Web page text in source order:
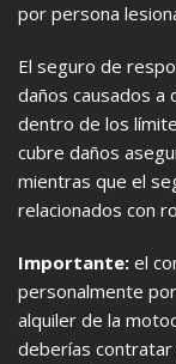
por persona
El seguro de
daños causados a
dentro de los
cubre daños
mientras que el
relacionados con
Importante: el
personalmente
alquiler de la
deberías